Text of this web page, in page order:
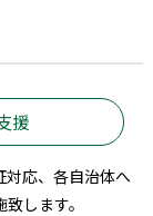
援
対応、各自治体へ
します。